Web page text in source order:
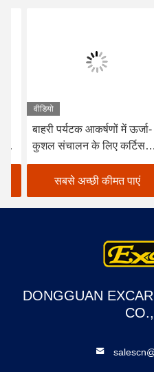
वीडियो
बाहरी पर्यटक आकर्षणों में ऊर्जा-
कुशल संचालन के लिए कर्टिस
नियंत्रक के साथ आईएसओ
स्वीकृत 48 वी ट्रोजन बैटरी
इलेक्ट्रिक दर्शनीय स्थल यात्री
कार
सबसे अच्छी कीमत पाएं
DONGGUAN